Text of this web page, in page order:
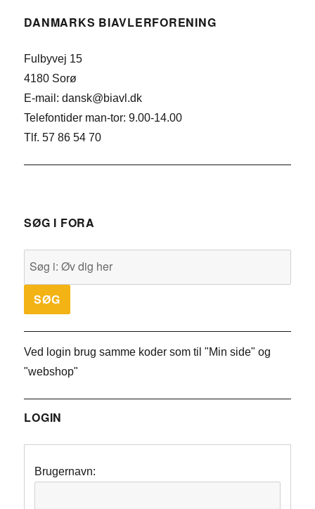
DANMARKS BIAVLERFORENING
Fulbyvej 15
4180 Sorø
E-mail: dansk@biavl.dk
Telefontider man-tor: 9.00-14.00
Tlf. 57 86 54 70
SØG I FORA
Ved login brug samme koder som til "Min side" og
"webshop"
LOGIN
Brugernavn: